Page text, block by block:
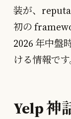
装が、
初の
2026 年中盤
ける情報です
Yelp 神